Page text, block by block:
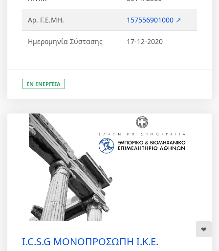
Αρ. Γ.Ε.ΜΗ. 157556901000 ↗
Ημερομηνία Σύστασης 17-12-2020
ΕΝ ΕΝΕΡΓΕΙΑ
I.C.S.G ΜΟΝΟΠΡΟΣΩΠΗ Ι.Κ.Ε.